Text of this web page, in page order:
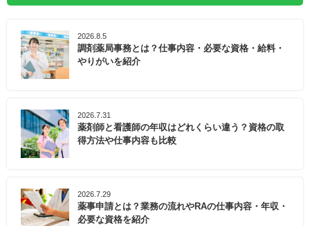
2026.8.5
調剤薬局事務とは？仕事内容・必要な資格・給料・
やりがいを紹介
2026.7.31
薬剤師と看護師の年収はどれくらい違う？資格の取
得方法や仕事内容も比較
2026.7.29
薬事申請とは？業務の流れやRAの仕事内容・年収・
必要な資格を紹介